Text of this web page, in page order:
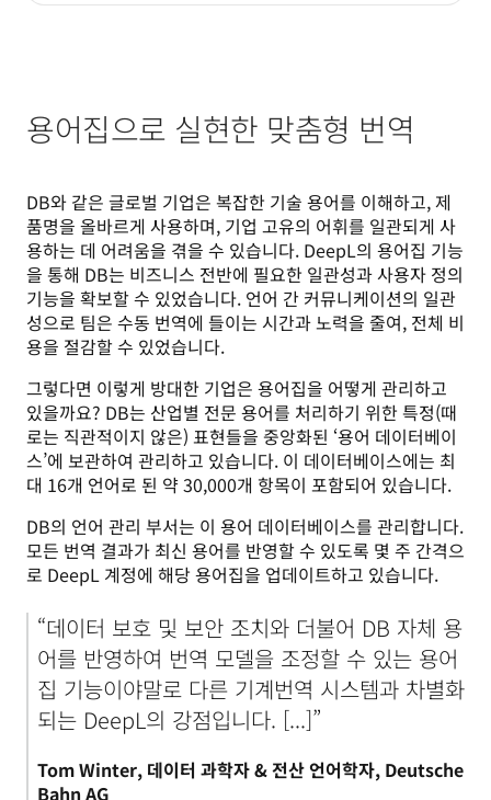
용어집으로 실현한 맞춤형 번역
DB와 같은 글로벌 기업은 복잡한 기술 용어를 이해하고, 제
품명을 올바르게 사용하며, 기업 고유의 어휘를 일관되게 사
용하는 데 어려움을 겪을 수 있습니다. DeepL의 용어집 기능
을 통해 DB는 비즈니스 전반에 필요한 일관성과 사용자 정의
기능을 확보할 수 있었습니다. 언어 간 커뮤니케이션의 일관
성으로 팀은 수동 번역에 들이는 시간과 노력을 줄여, 전체 비
용을 절감할 수 있었습니다.
그렇다면 이렇게 방대한 기업은 용어집을 어떻게 관리하고
있을까요? DB는 산업별 전문 용어를 처리하기 위한 특정(때
로는 직관적이지 않은) 표현들을 중앙화된 ‘용어 데이터베이
스’에 보관하여 관리하고 있습니다. 이 데이터베이스에는 최
대 16개 언어로 된 약 30,000개 항목이 포함되어 있습니다.
DB의 언어 관리 부서는 이 용어 데이터베이스를 관리합니다.
모든 번역 결과가 최신 용어를 반영할 수 있도록 몇 주 간격으
로 DeepL 계정에 해당 용어집을 업데이트하고 있습니다.
“데이터 보호 및 보안 조치와 더불어 DB 자체 용
어를 반영하여 번역 모델을 조정할 수 있는 용어
집 기능이야말로 다른 기계번역 시스템과 차별화
되는 DeepL의 강점입니다. [...]”
Tom Winter, 데이터 과학자 & 전산 언어학자, Deutsche
Bahn AG